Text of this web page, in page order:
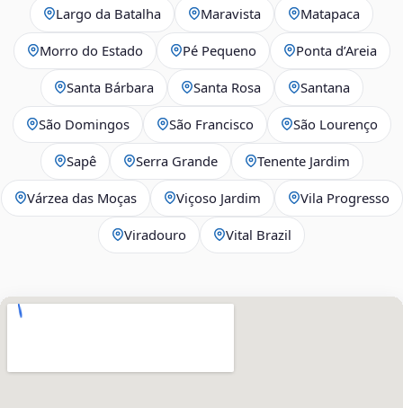
Largo da Batalha Maravista Matapaca
Morro do Estado Pé Pequeno Ponta d’Areia
Santa Bárbara Santa Rosa Santana
São Domingos São Francisco São Lourenço
Sapê Serra Grande Tenente Jardim
Várzea das Moças Viçoso Jardim Vila Progresso
Viradouro Vital Brazil